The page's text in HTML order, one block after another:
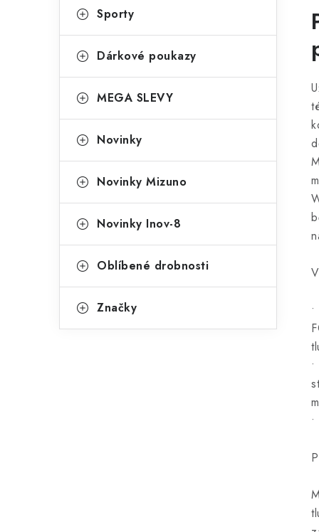
Sporty
Dárkové poukazy
MEGA SLEVY
Novinky
Novinky Mizuno
Novinky Inov-8
Oblíbené drobnosti
Značky